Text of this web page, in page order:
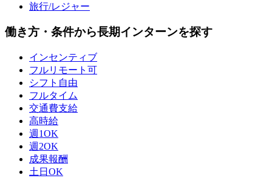
旅行/レジャー
働き方・条件から長期インターンを探す
インセンティブ
フルリモート可
シフト自由
フルタイム
交通費支給
高時給
週1OK
週2OK
成果報酬
土日OK